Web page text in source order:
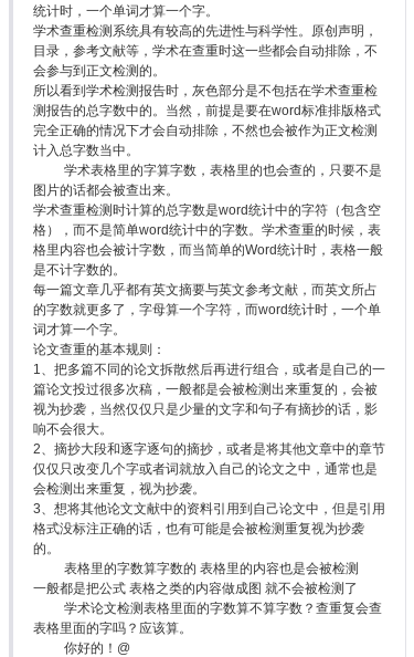
统计时，一个单词才算一个字。
学术查重检测系统具有较高的先进性与科学性。原创声明，
目录，参考文献等，学术在查重时这一些都会自动排除，不
会参与到正文检测的。
所以看到学术检测报告时，灰色部分是不包括在学术查重检
测报告的总字数中的。当然，前提是要在word标准排版格式
完全正确的情况下才会自动排除，不然也会被作为正文检测
计入总字数当中。
学术表格里的字算字数，表格里的也会查的，只要不是
图片的话都会被查出来。
学术查重检测时计算的总字数是word统计中的字符（包含空
格），而不是简单word统计中的字数。学术查重的时候，表
格里内容也会被计字数，而当简单的Word统计时，表格一般
是不计字数的。
每一篇文章几乎都有英文摘要与英文参考文献，而英文所占
的字数就更多了，字母算一个字符，而word统计时，一个单
词才算一个字。
论文查重的基本规则：
1、把多篇不同的论文拆散然后再进行组合，或者是自己的一
篇论文投过很多次稿，一般都是会被检测出来重复的，会被
视为抄袭，当然仅仅只是少量的文字和句子有摘抄的话，影
响不会很大。
2、摘抄大段和逐字逐句的摘抄，或者是将其他文章中的章节
仅仅只改变几个字或者词就放入自己的论文之中，通常也是
会检测出来重复，视为抄袭。
3、想将其他论文文献中的资料引用到自己论文中，但是引用
格式没标注正确的话，也有可能是会被检测重复视为抄袭
的。
表格里的字数算字数的 表格里的内容也是会被检测
一般都是把公式 表格之类的内容做成图 就不会被检测了
学术论文检测表格里面的字数算不算字数？查重复会查
表格里面的字吗？应该算。
你好的！@